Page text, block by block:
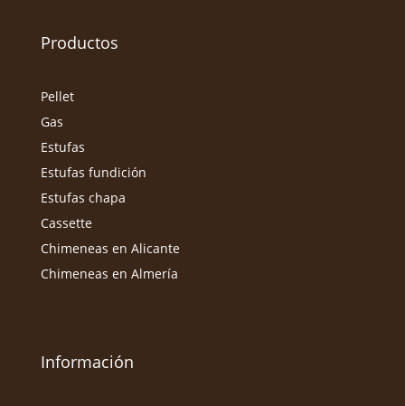
Productos
Pellet
Gas
Estufas
Estufas fundición
Estufas chapa
Cassette
Chimeneas en Alicante
Chimeneas en Almería
Información